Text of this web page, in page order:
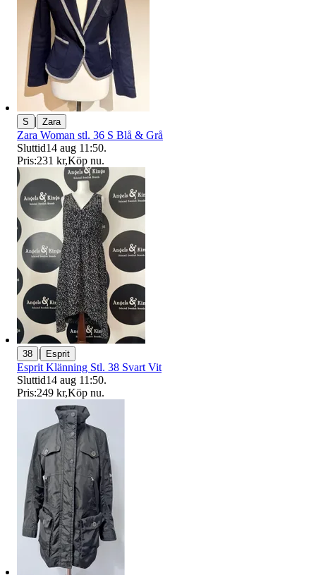
S | Zara
Zara Woman stl. 36 S Blå & Grå
Sluttid14 aug 11:50.
Pris:231 kr,Köp nu.
38 | Esprit
Esprit Klänning Stl. 38 Svart Vit
Sluttid14 aug 11:50.
Pris:249 kr,Köp nu.